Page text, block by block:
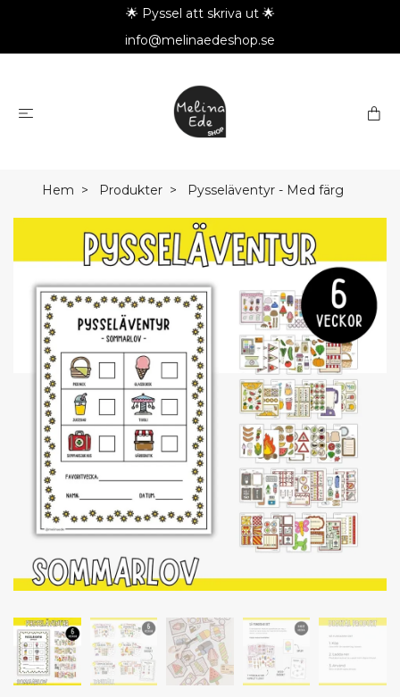
🌟 Pyssel att skriva ut 🌟
info@melinaedeshop.se
Hem Produkter Pysseläventyr - Med färg